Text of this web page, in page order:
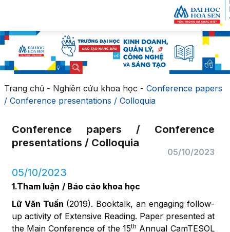
Trang chủ- Nghiên cứu khoa học - Conference papers
/ Conference presentations / Colloquia
Conference papers / Conference
presentations / Colloquia
05/10/2023
05/10/2023
1.Tham luận / Báo cáo khoa học
Lữ Văn Tuấn (2019). Booktalk, an engaging follow-
up activity of Extensive Reading. Paper presented at
the Main Conference of the 15th Annual CamTESOL